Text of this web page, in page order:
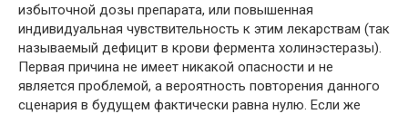
избыточной дозы препарата, или повышенная
индивидуальная чувствительность к этим лекарствам (так
называемый дефицит в крови фермента холинэстеразы).
Первая причина не имеет никакой опасности и не
является проблемой, а вероятность повторения данного
сценария в будущем фактически равна нулю. Если же